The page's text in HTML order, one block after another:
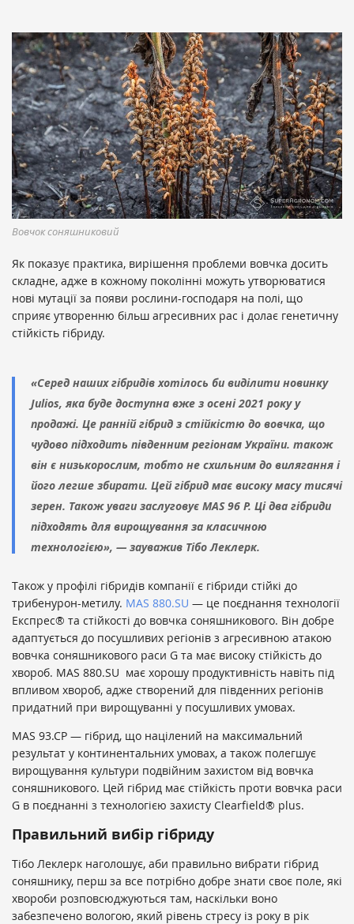
Вовчок соняшниковий
Як показує практика, вирішення проблеми вовчка досить
складне, адже в кожному поколінні можуть утворюватися
нові мутації за появи рослини-господаря на полі, що
сприяє утворенню більш агресивних рас і долає генетичну
стійкість гібриду.
«Серед наших гібридів хотілось би виділити новинку
Julios, яка буде доступна вже з осені 2021 року у
продажі. Це ранній гібрид з стійкістю до вовчка, що
чудово підходить південним регіонам України. також
він є низькорослим, тобто не схильним до вилягання і
його легше збирати. Цей гібрид має високу масу тисячі
зерен. Також уваги заслуговує MAS 96 Р. Ці два гібриди
підходять для вирощування за класичною
технологією», — зауважив Тібо Леклерк.
Також у профілі гібридів компанії є гібриди стійкі до
трибенурон-метилу. MAS 880.SU — це поєднання технології
Експрес® та стійкості до вовчка соняшникового. Він добре
адаптується до посушливих регіонів з агресивною атакою
вовчка соняшникового раси G та має високу стійкість до
хвороб. MAS 880.SU має хорошу продуктивність навіть під
впливом хвороб, адже створений для південних регіонів
придатний при вирощуванні у посушливих умовах.
MAS 93.CP — гібрид, що націлений на максимальний
результат у континентальних умовах, а також полегшує
вирощування культури подвійним захистом від вовчка
соняшникового. Цей гібрид має стійкість проти вовчка раси
G в поєднанні з технологією захисту Clearfield® plus.
Правильний вибір гібриду
Тібо Леклерк наголошує, аби правильно вибрати гібрид
соняшнику, перш за все потрібно добре знати своє поле, які
хвороби розповсюджуються там, наскільки воно
забезпечено вологою, який рівень стресу із року в рік